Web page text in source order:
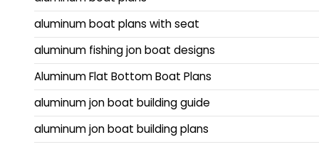
aluminum boat plans with seat
aluminum fishing jon boat designs
Aluminum Flat Bottom Boat Plans
aluminum jon boat building guide
aluminum jon boat building plans